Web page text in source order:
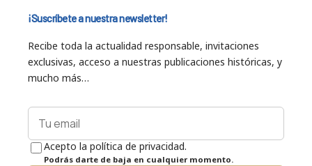
¡Suscríbete a nuestra newsletter!
Recibe toda la actualidad responsable, invitaciones
exclusivas, acceso a nuestras publicaciones históricas, y
mucho más…
Acepto la política de privacidad.
Podrás darte de baja en cualquier momento.